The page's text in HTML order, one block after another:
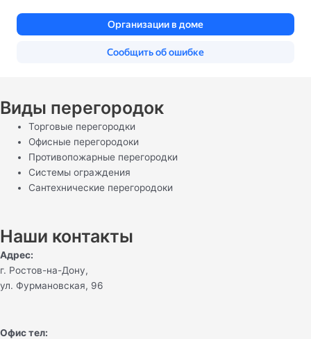
Виды перегородок
Торговые перегородки
Офисные перегородоки
Противопожарные перегородки
Системы ограждения
Сантехнические перегородоки
Наши контакты
Адрес:
г. Ростов-на-Дону,
ул. Фурмановская, 96
Офис тел: